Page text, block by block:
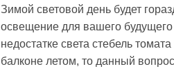
Зимой световой день будет
освещение для вашего
недостатке света стебель
балконе летом, то данный